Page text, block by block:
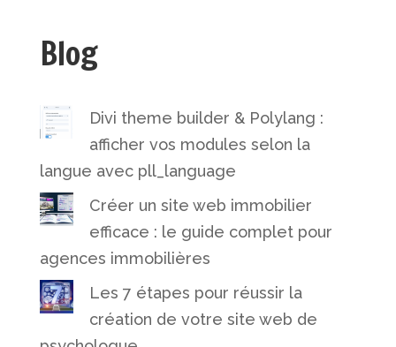
Blog
Divi theme builder & Polylang :
afficher vos modules selon la
langue avec pll_language
Créer un site web immobilier
efficace : le guide complet pour
agences immobilières
Les 7 étapes pour réussir la
création de votre site web de